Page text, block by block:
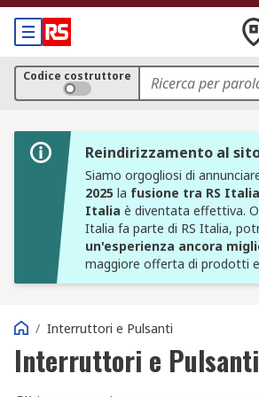
Codice costruttore
Reindirizzamento al
Siamo orgogliosi di
2025 la fusione tra RS
Italia è diventata effettiva.
Italia fa parte di RS Italia,
un'esperienza ancora
maggiore offerta di prodotti
/ Interruttori e Pulsanti
Interruttori e Pulsanti